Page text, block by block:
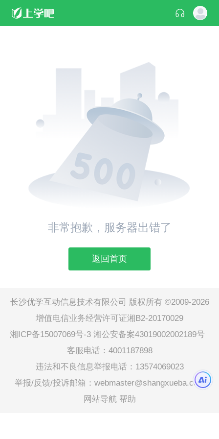
非常抱歉，服务器出错了
返回首页
长沙优学互动信息技术有限公司 版权所有 ©2009-2026
增值电信业务经营许可证湘B2-20170029
湘ICP备15007069号-3 湘公安备案43019002002189号
客服电话：4001187898
违法和不良信息举报电话：13574069023
举报/反馈/投诉邮箱：webmaster@shangxueba.com
网站导航 帮助